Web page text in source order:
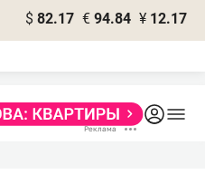
$ 82.17 € 94.84 ¥ 12.17